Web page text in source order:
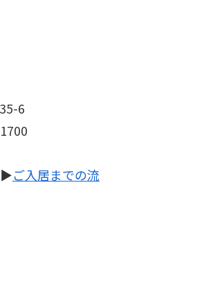
6
▶ご入居までの流